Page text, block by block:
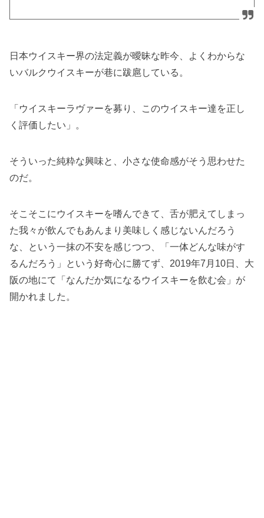
日本ウイスキー界の法定義が曖昧な昨今、よくわからな
いバルクウイスキーが巷に跋扈している。
「ウイスキーラヴァーを募り、このウイスキー達を正し
く評価したい」。
そういった純粋な興味と、小さな使命感がそう思わせた
のだ。
そこそこにウイスキーを嗜んできて、舌が肥えてしまっ
た我々が飲んでもあんまり美味しく感じないんだろう
な、という一抹の不安を感じつつ、「一体どんな味がす
るんだろう」という好奇心に勝てず、2019年7月10日、大
阪の地にて「なんだか気になるウイスキーを飲む会」が
開かれました。